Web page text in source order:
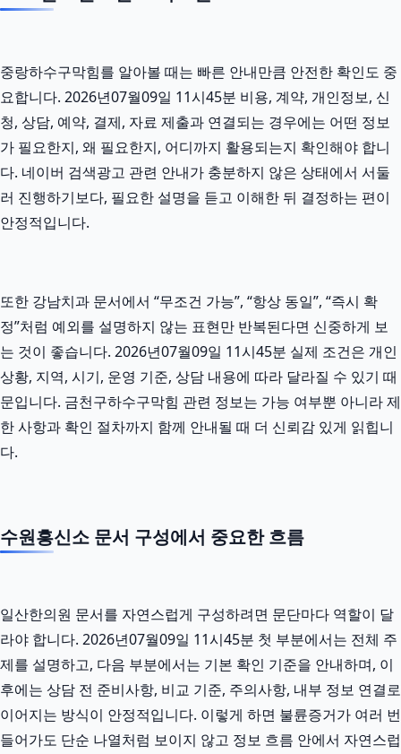
중랑하수구막힘를 알아볼 때는 빠른 안내만큼 안전한 확인도 중
요합니다. 2026년07월09일 11시45분 비용, 계약, 개인정보, 신
청, 상담, 예약, 결제, 자료 제출과 연결되는 경우에는 어떤 정보
가 필요한지, 왜 필요한지, 어디까지 활용되는지 확인해야 합니
다. 네이버 검색광고 관련 안내가 충분하지 않은 상태에서 서둘
러 진행하기보다, 필요한 설명을 듣고 이해한 뒤 결정하는 편이
안정적입니다.
또한 강남치과 문서에서 “무조건 가능”, “항상 동일”, “즉시 확
정”처럼 예외를 설명하지 않는 표현만 반복된다면 신중하게 보
는 것이 좋습니다. 2026년07월09일 11시45분 실제 조건은 개인
상황, 지역, 시기, 운영 기준, 상담 내용에 따라 달라질 수 있기 때
문입니다. 금천구하수구막힘 관련 정보는 가능 여부뿐 아니라 제
한 사항과 확인 절차까지 함께 안내될 때 더 신뢰감 있게 읽힙니
다.
수원흥신소 문서 구성에서 중요한 흐름
일산한의원 문서를 자연스럽게 구성하려면 문단마다 역할이 달
라야 합니다. 2026년07월09일 11시45분 첫 부분에서는 전체 주
제를 설명하고, 다음 부분에서는 기본 확인 기준을 안내하며, 이
후에는 상담 전 준비사항, 비교 기준, 주의사항, 내부 정보 연결로
이어지는 방식이 안정적입니다. 이렇게 하면 불륜증거가 여러 번
들어가도 단순 나열처럼 보이지 않고 정보 흐름 안에서 자연스럽